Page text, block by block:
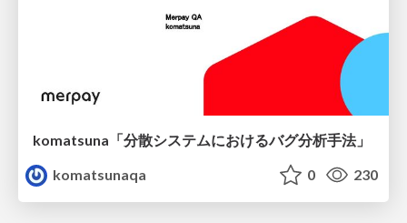
komatsuna「分散システムにおけるバグ分析手法」
komatsunaqa
0 230